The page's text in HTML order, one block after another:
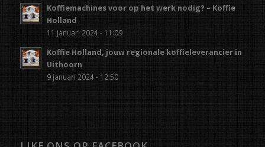
Koffiemachines voor op het werk nodig? – Koffie
Holland
11 januari 2024 - 11:09
Koffie Holland, jouw regionale koffieleverancier in
Uithoorn
9 januari 2024 - 12:50